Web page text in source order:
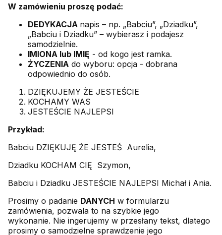
W zamówieniu proszę podać:
DEDYKACJA napis – np. „Babciu”, „Dziadku”,
„Babciu i Dziadku” – wybierasz i podajesz
samodzielnie.
IMIONA lub IMIĘ - od kogo jest ramka.
ŻYCZENIA do wyboru: opcja - dobrana
odpowiednio do osób.
DZIĘKUJEMY ŻE JESTEŚCIE
KOCHAMY WAS
JESTEŚCIE NAJLEPSI
Przykład:
Babciu DZIĘKUJĘ ŻE JESTEŚ Aurelia,
Dziadku KOCHAM CIĘ Szymon,
Babciu i Dziadku JESTEŚCIE NAJLEPSI Michał i Ania.
Prosimy o padanie DANYCH w formularzu
zamówienia, pozwala to na szybkie jego
wykonanie. Nie ingerujemy w przesłany tekst, dlatego
prosimy o samodzielne sprawdzenie jego